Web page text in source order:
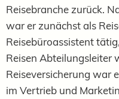
Reisebranche zurück.
war er zunächst als
Reisebüroassistent
Reisen Abteilungsleiter
Reiseversicherung war
im Vertrieb und